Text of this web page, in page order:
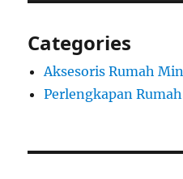
Categories
Aksesoris Rumah
Perlengkapan Rumah